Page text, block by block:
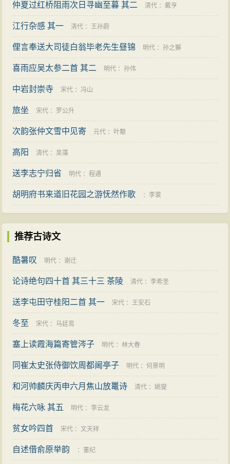
见潮平岸阔，残夜归雁而引发的怀乡情思，熔写景、抒
情、说理于一炉。全诗和谐优美，妙趣横生。堪称千古
名篇。这首题为《次北固山下》的五律，最早见于唐人
东行伺早天。潮平两岸失，风正数帆悬。海日生残夜，
江春入旧年。从来观气象，惟向此中偏。”本文系据长期
传诵的《次北固山下》。
中首二句为“南国多新意，东行伺早天。”其“东行”，当是
经镇江到江南一带去。诗人一路行来，当舟次北固山下
成了这一千古名篇。诗以对偶句发端，既工丽，又跳
脱。“客路”，指作者要去的路。“青山”点题中“北固山”。作
者乘舟，正朝着展现在眼前的“绿水”前进，驶向“青山”，
于字里行间，与末联的“乡书”、“归雁”，遥相照应。
这首五律虽然以第三联驰誉当时，传诵后世，但并
不是只有两个佳句而已；从整体看，也是相当和谐优美
仲夏过红桥阻雨次日寻幽至暮 其二 清代 ：戴亨
江行杂感 其一 清代 ：王孙蔚
俚言奉送大司徒白翁毕老先生昼锦 明代 ：孙之獬
喜雨应吴太参二首 其二 明代 ：孙伟
中岩封崇寺 宋代 ：冯山
旅坐 宋代 ： 罗公升
次韵张仲文雪中见寄 元代 ： 叶颙
高阳 清代 ：吴藻
送李志宁归省 明代 ：程通
胡明府书来道旧花园之游怃然作歌 ：李蓘
推荐古诗文
酷暑叹 明代 ：谢迁
论诗绝句四十首 其三十三 茶陵 清代 ：李希圣
送李屯田守桂阳二首 其一 宋代 ：王安石
冬至 宋代 ：马廷鸾
塞上读霞海篇寄管涔子 明代 ：林大春
同崔太史张侍御饮周都阃亭子 明代 ：何景明
和河帅麟庆丙申六月焦山放鼍诗 清代 ：姚燮
梅花六咏 其五 明代 ：李云龙
贫女吟四首 宋代 ：文天祥
自述借俞原举韵 ： 董纪